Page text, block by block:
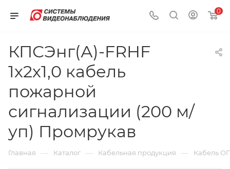
0
КПСЭнг(А)-FRHF
1х2х1,0 кабель
пожарной
сигнализации (200 м/
уп) Промрукав
Главная — Каталог — Кабельная продукция — Кабель